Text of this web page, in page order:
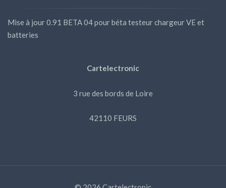
Mise à jour 0.91 BETA 04 pour béta testeur chargeur VE et
batteries
Cartelectronic
3 rue des bords de Loire
42110 FEURS